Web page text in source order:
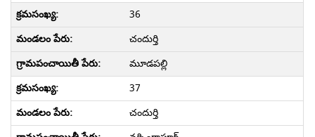
36
చందుర్తి
మూడపల్లి
37
చందుర్తి